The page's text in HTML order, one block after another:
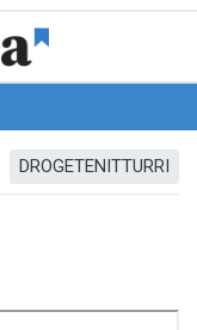
DROGETENITTURRI